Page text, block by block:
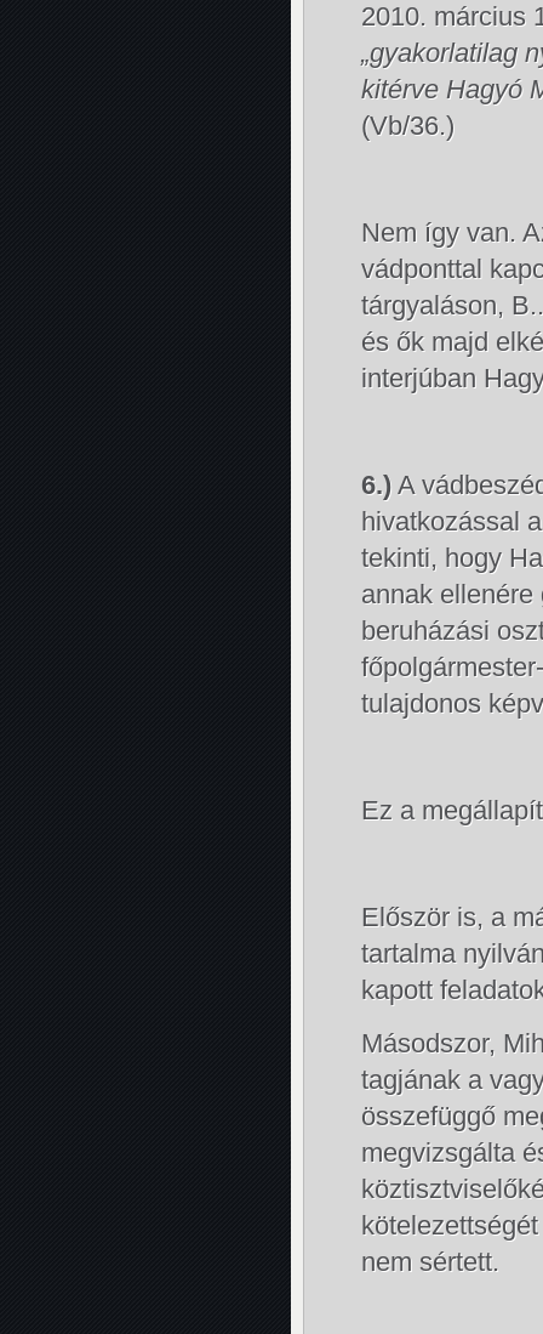
2010. március
„gyakorlatilag
kitérve Hagyó
(Vb/36.)
Nem így van.
vádponttal
tárgyaláson,
és ők majd
interjúban
6.) A
hivatkozással
tekinti, hogy
annak
beruházási
tulajdonos
Ez a
Először is, a
tartalma
kapott
Másodszor,
tagjának a
összefüggő
megvizsgálta
nem sértett.